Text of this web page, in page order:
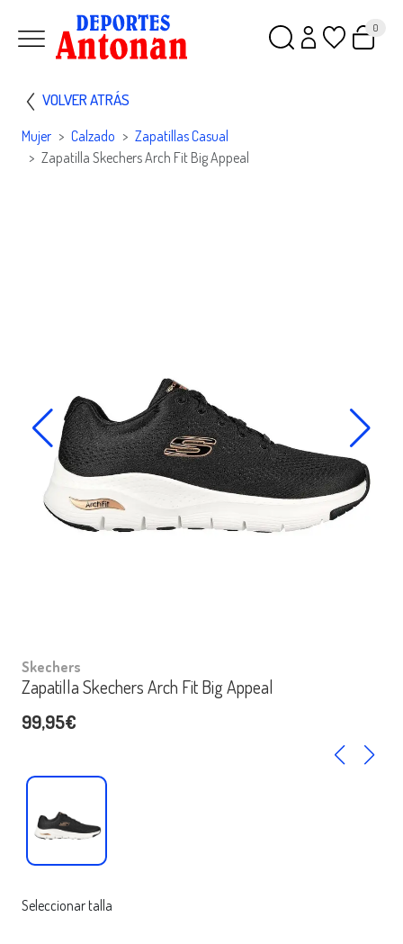
0
VOLVER ATRÁS
Mujer Calzado
Zapatillas Casual
Zapatilla Skechers Arch Fit Big Appeal
Skechers
Zapatilla Skechers Arch Fit Big Appeal
99,95€
Seleccionar talla